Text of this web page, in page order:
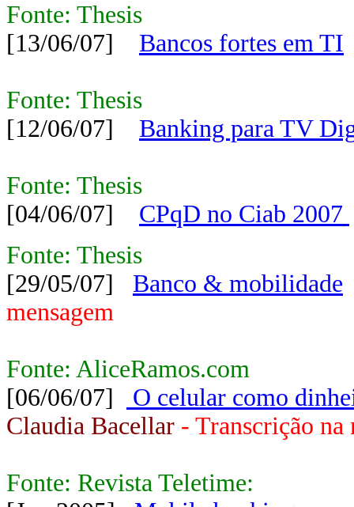
Fonte: Thesis
[13/06/07] Bancos fortes em TI
Fonte: Thesis
[12/06/07] Banking para TV
Fonte: Thesis
[04/06/07] CPqD no Ciab 2007
Fonte: Thesis
[29/05/07] Banco & mobilidade
mensagem
Fonte: AliceRamos.com
[06/06/07]
O celular como
Claudia Bacellar - Transcrição na
Fonte: Revista Teletime: